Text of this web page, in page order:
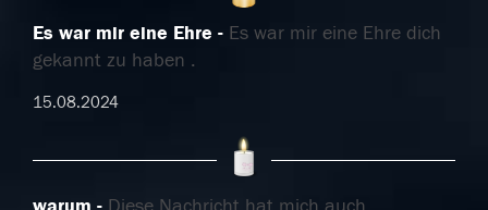
Es war mir eine Ehre
Es war mir eine Ehre dich
gekannt zu haben .
15.08.2024